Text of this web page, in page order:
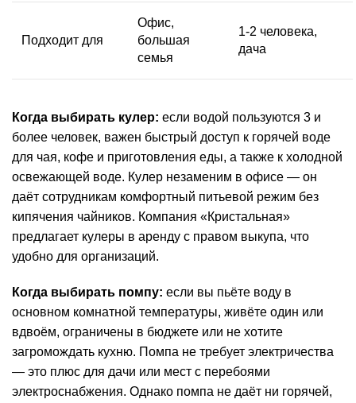
Подходит для
Офис,
большая
семья
1-2 человека,
дача
Когда выбирать кулер: если водой пользуются 3 и
более человек, важен быстрый доступ к горячей воде
для чая, кофе и приготовления еды, а также к холодной
освежающей воде. Кулер незаменим в офисе — он
даёт сотрудникам комфортный питьевой режим без
кипячения чайников. Компания «Кристальная»
предлагает кулеры в аренду с правом выкупа, что
удобно для организаций.
Когда выбирать помпу: если вы пьёте воду в
основном комнатной температуры, живёте один или
вдвоём, ограничены в бюджете или не хотите
загромождать кухню. Помпа не требует электричества
— это плюс для дачи или мест с перебоями
электроснабжения. Однако помпа не даёт ни горячей,